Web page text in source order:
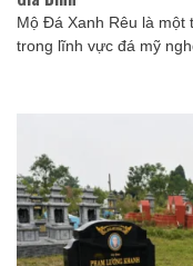
Mộ Đá Xanh Rêu là một
trong lĩnh vực đá mỹ